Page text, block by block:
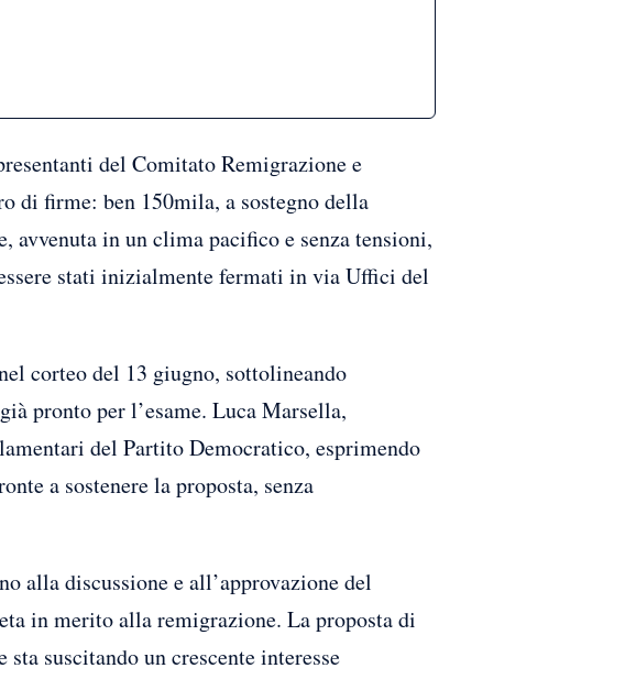
del Comitato Remigrazione e
di firme: ben 150mila, a sostegno della
avvenuta in un clima pacifico e senza tensioni,
stati inizialmente fermati in via Uffici del
corteo del 13 giugno, sottolineando
pronto per l’esame. Luca Marsella,
del Partito Democratico, esprimendo
a sostenere la proposta, senza
alla discussione e all’approvazione del
in merito alla remigrazione. La proposta di
suscitando un crescente interesse